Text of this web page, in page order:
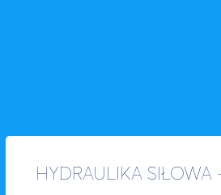
HYDRAULIKA SIŁOWA